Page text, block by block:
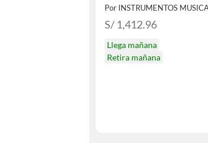
S/ 1,412.96
Llega mañana
Retira mañana